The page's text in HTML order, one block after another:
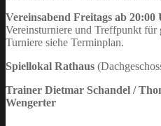
Vereinsabend Freitags ab 20:00
Vereinsturniere und Treffpunkt für
Turniere siehe Terminplan.
Spiellokal Rathaus
Trainer Dietmar Schandel /
Wengerter